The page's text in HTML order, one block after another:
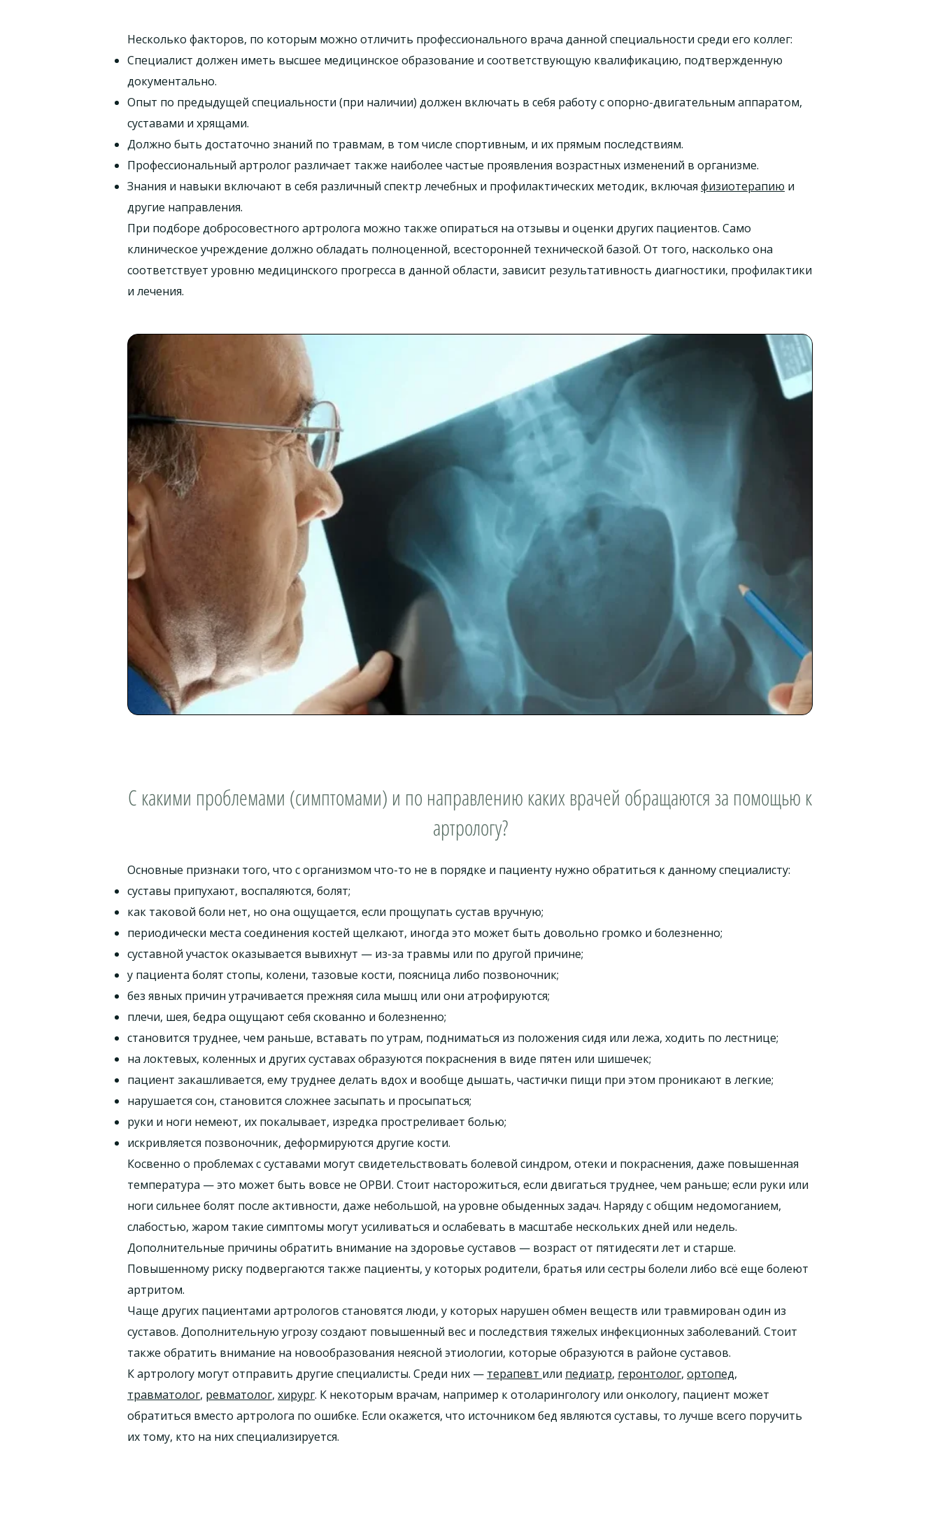
Несколько факторов, по которым можно отличить профессионального врача данной специальности среди его коллег:
Специалист должен иметь высшее медицинское образование и соответствующую квалификацию, подтвержденную
документально.
Опыт по предыдущей специальности (при наличии) должен включать в себя работу с опорно-двигательным аппаратом,
суставами и хрящами.
Должно быть достаточно знаний по травмам, в том числе спортивным, и их прямым последствиям.
Профессиональный артролог различает также наиболее частые проявления возрастных изменений в организме.
Знания и навыки включают в себя различный спектр лечебных и профилактических методик, включая физиотерапию и
другие направления.
При подборе добросовестного артролога можно также опираться на отзывы и оценки других пациентов. Само
клиническое учреждение должно обладать полноценной, всесторонней технической базой. От того, насколько она
соответствует уровню медицинского прогресса в данной области, зависит результативность диагностики, профилактики
и лечения.
С какими проблемами (симптомами) и по направлению каких врачей обращаются за помощью к
артрологу?
Основные признаки того, что с организмом что-то не в порядке и пациенту нужно обратиться к данному специалисту:
суставы припухают, воспаляются, болят;
как таковой боли нет, но она ощущается, если прощупать сустав вручную;
периодически места соединения костей щелкают, иногда это может быть довольно громко и болезненно;
суставной участок оказывается вывихнут — из-за травмы или по другой причине;
у пациента болят стопы, колени, тазовые кости, поясница либо позвоночник;
без явных причин утрачивается прежняя сила мышц или они атрофируются;
плечи, шея, бедра ощущают себя скованно и болезненно;
становится труднее, чем раньше, вставать по утрам, подниматься из положения сидя или лежа, ходить по лестнице;
на локтевых, коленных и других суставах образуются покраснения в виде пятен или шишечек;
пациент закашливается, ему труднее делать вдох и вообще дышать, частички пищи при этом проникают в легкие;
нарушается сон, становится сложнее засыпать и просыпаться;
руки и ноги немеют, их покалывает, изредка простреливает болью;
искривляется позвоночник, деформируются другие кости.
Косвенно о проблемах с суставами могут свидетельствовать болевой синдром, отеки и покраснения, даже повышенная
температура — это может быть вовсе не ОРВИ. Стоит насторожиться, если двигаться труднее, чем раньше; если руки или
ноги сильнее болят после активности, даже небольшой, на уровне обыденных задач. Наряду с общим недомоганием,
слабостью, жаром такие симптомы могут усиливаться и ослабевать в масштабе нескольких дней или недель.
Дополнительные причины обратить внимание на здоровье суставов — возраст от пятидесяти лет и старше.
Повышенному риску подвергаются также пациенты, у которых родители, братья или сестры болели либо всё еще болеют
артритом.
Чаще других пациентами артрологов становятся люди, у которых нарушен обмен веществ или травмирован один из
суставов. Дополнительную угрозу создают повышенный вес и последствия тяжелых инфекционных заболеваний. Стоит
также обратить внимание на новообразования неясной этиологии, которые образуются в районе суставов.
К артрологу могут отправить другие специалисты. Среди них — терапевт или педиатр, геронтолог, ортопед,
травматолог, ревматолог, хирург. К некоторым врачам, например к отоларингологу или онкологу, пациент может
обратиться вместо артролога по ошибке. Если окажется, что источником бед являются суставы, то лучше всего поручить
их тому, кто на них специализируется.